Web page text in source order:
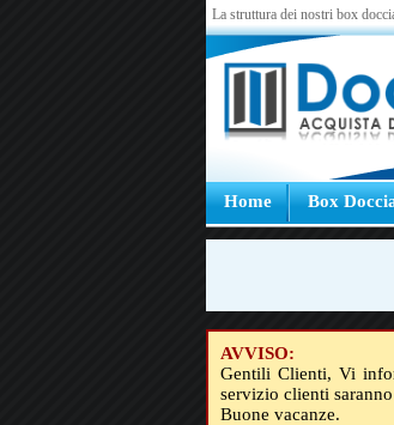
La struttura dei nostri box
Home Box
AVVISO:
Gentili Clienti, Vi
servizio clienti
Buone vacanze.